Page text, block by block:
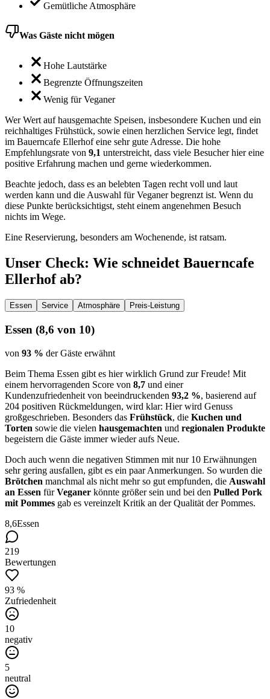
Gemütliche Atmosphäre
Was Gäste nicht mögen
Hohe Lautstärke
Begrenzte Öffnungszeiten
Wenig für Veganer
Wer Wert auf hausgemachte Speisen, insbesondere Kuchen und ein
reichhaltiges Frühstück, sowie einen herzlichen Service legt, findet
im Bauerncafe Ellerhof eine sehr gute Adresse. Die hohe
Empfehlungsrate von 9,1 unterstreicht, dass viele Besucher hier eine
positive Erfahrung machen und gerne wiederkommen.
Beachte jedoch, dass es an belebten Tagen recht voll und laut
werden kann und die Auswahl für Veganer begrenzt ist. Wenn du
diese Punkte berücksichtigst, steht einem angenehmen Besuch
nichts im Wege.
Eine Reservierung, besonders am Wochenende, ist ratsam.
Unser Check: Wie schneidet Bauerncafe
Ellerhofab?
Essen Service Atmosphäre Preis-Leistung
Essen (8,6 von 10)
von 93 % der Gäste erwähnt
Beim Thema Essen gibt es hier wirklich Grund zur Freude! Mit
einem hervorragenden Score von 8,7 und einer
Kundenzufriedenheit von beeindruckenden 93,2 %, basierend auf
204 positiven Rückmeldungen, wird klar: Hier wird Genuss
großgeschrieben. Besonders das Frühstück, die Kuchen und
Torten sowie die vielen hausgemachten und regionalen Produkte
begeistern die Gäste immer wieder aufs Neue.
Doch auch wenn die negativen Stimmen mit nur 10 Erwähnungen
sehr gering ausfallen, gibt es ein paar Anmerkungen. So wurden die
Brötchen manchmal als nicht mehr so gut empfunden, die Auswahl
an Essen fürVeganer könnte größer sein und bei den Pulled Pork
mit Pommes gab es vereinzelt Kritik an der Qualität der Pommes.
8,6Essen
219
Bewertungen
93 %
Zufriedenheit
10
negativ
5
neutral